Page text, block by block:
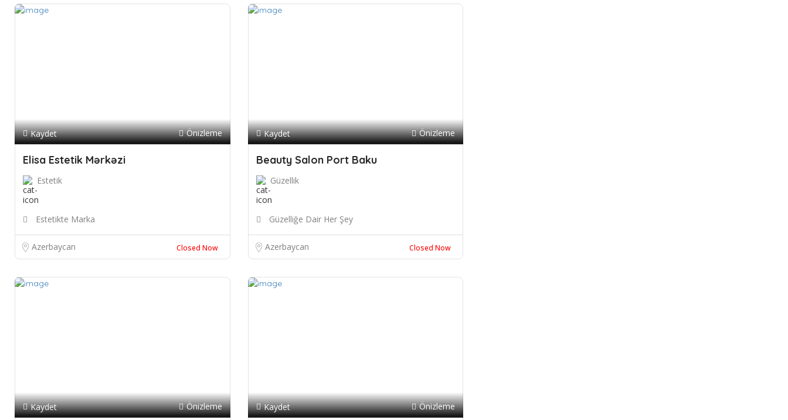
Kaydet Önizleme
Elisa Estetik Mərkəzi
Estetik
Estetikte Marka
Azerbaycan Closed Now
Kaydet Önizleme
Beauty Salon Port Baku
Güzellik
Güzelliğe Dair Her Şey
Azerbaycan Closed Now
Kaydet Önizleme Kaydet Önizleme